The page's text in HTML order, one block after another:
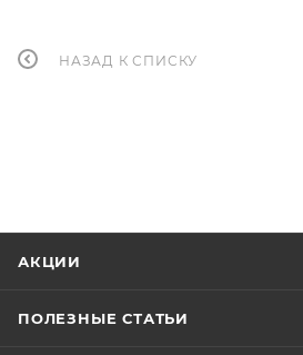
НАЗАД К СПИСКУ
АКЦИИ
ПОЛЕЗНЫЕ СТАТЬИ